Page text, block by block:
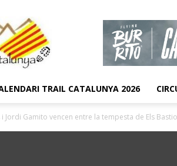
TRAIL CATALUNYA 2026
Jordi Gamito vencen entre la tempesta de Els